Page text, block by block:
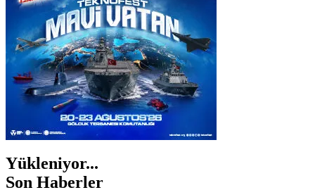
ŞIRNAK
Yükleniyor...
Son Haberler